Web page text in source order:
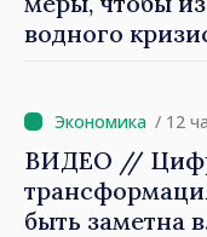
водного
/ 12
ВИДЕО //
быть заметна в